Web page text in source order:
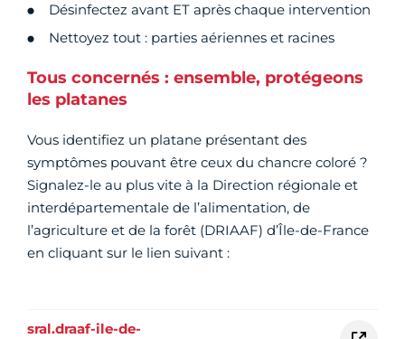
Désinfectez avant ET après chaque intervention
Nettoyez tout : parties aériennes et racines
Tous concernés : ensemble, protégeons
les platanes
Vous identifiez un platane présentant des
symptômes pouvant être ceux du chancre coloré ?
Signalez-le au plus vite à la Direction régionale et
interdépartementale de l’alimentation, de
l’agriculture et de la forêt (DRIAAF) d’Île-de-France
en cliquant sur le lien suivant :
sral.draaf-ile-de-